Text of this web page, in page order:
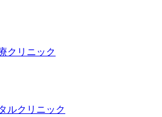
クリニック
ルクリニック